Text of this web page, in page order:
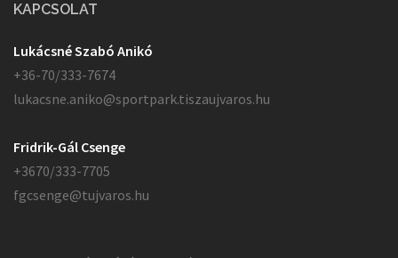
KAPCSOLAT
Lukácsné Szabó Anikó
+36-70/333-7674
lukacsne.aniko@sportpark.tiszaujvaros.hu
Fridrik-Gál Csenge
+3670/333-7705
fgcsenge@tujvaros.hu